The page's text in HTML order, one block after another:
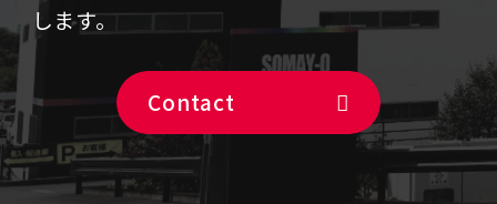
します。
Contact